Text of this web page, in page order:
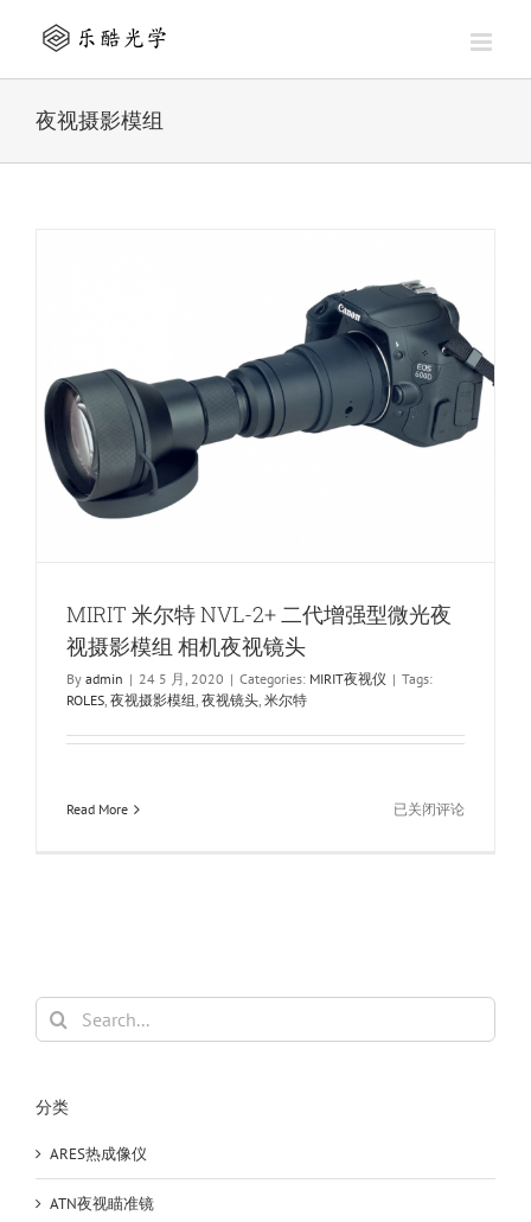
夜视摄影模组
MIRIT 米尔特 NVL-2+ 二代增强型微光夜
视摄影模组 相机夜视镜头
By admin | 24 5 月, 2020 | Categories: MIRIT夜视仪 | Tags:
ROLES, 夜视摄影模组, 夜视镜头, 米尔特
Read More
MIRIT
增
型
已关闭评论
Search
for:
分类
ARES热成像仪
ATN夜视瞄准镜